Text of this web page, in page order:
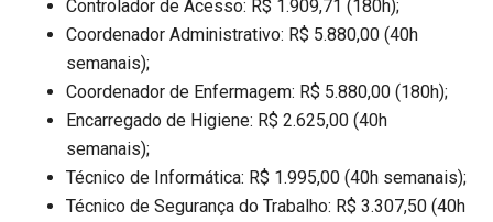
Controlador de Acesso: R$ 1.909,71 (180h);
Coordenador Administrativo: R$ 5.880,00 (40h
semanais);
Coordenador de Enfermagem: R$ 5.880,00 (180h);
Encarregado de Higiene: R$ 2.625,00 (40h
semanais);
Técnico de Informática: R$ 1.995,00 (40h semanais);
Técnico de Segurança do Trabalho: R$ 3.307,50 (40h